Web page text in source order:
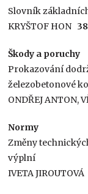
Slovník
KRYŠTOF HON 38
Škody a poruchy
Prokazování
železobetonové
ONDŘEJ ANTON,
Normy
Změny
výplní
IVETA